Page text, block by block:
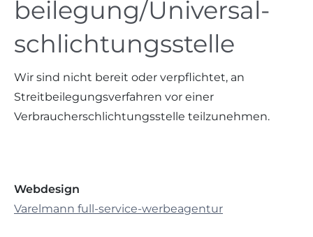
beilegung/Universal­
schlichtungs­stelle
Wir sind nicht bereit oder verpflichtet, an
Streitbeilegungsverfahren vor einer
Verbraucherschlichtungsstelle teilzunehmen.
Webdesign
Varelmann full-service-werbeagentur